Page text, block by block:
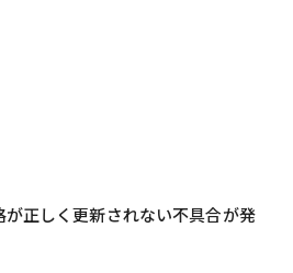
正しく更新されない不具合が発